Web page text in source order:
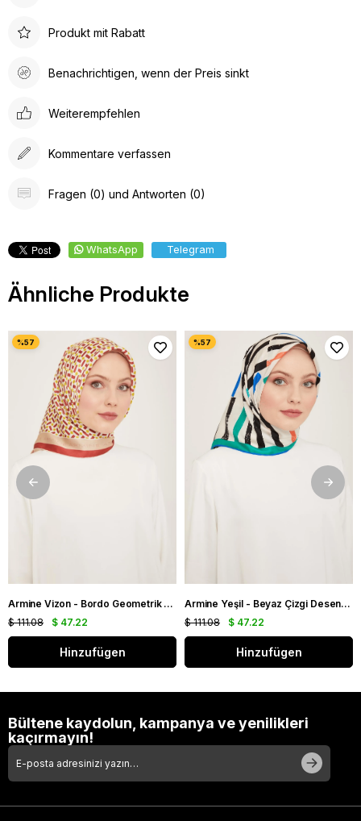
Produkt mit Rabatt
Benachrichtigen, wenn der Preis sinkt
Weiterempfehlen
Kommentare verfassen
Fragen (0) und Antworten (0)
WhatsApp Telegram
Ähnliche Produkte
Armine Vizon - Bordo Geometrik Desen Tivil İpek Eşarp IST 9151 - 53
$ 47.22
$ 111.08
Hinzufügen
Armine Yeşil - Beyaz Çizgi Desen Tivil İpek Eşarp IST 9101 - 82
$ 47.22
$ 111.08
Hinzufügen
Bültene kaydolun, kampanya ve yenilikleri
kaçırmayın!